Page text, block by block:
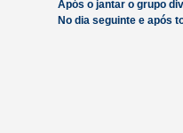
Após o jantar o grupo
No dia seguinte e após